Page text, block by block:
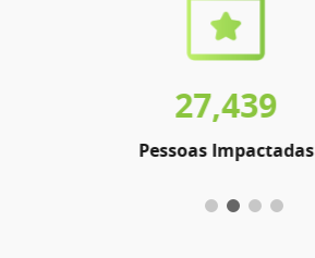
278
Ações Realizadas